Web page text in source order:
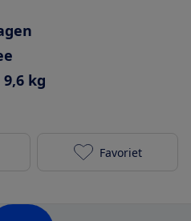
9,6 kg
Joolz Hub2
Favoriet